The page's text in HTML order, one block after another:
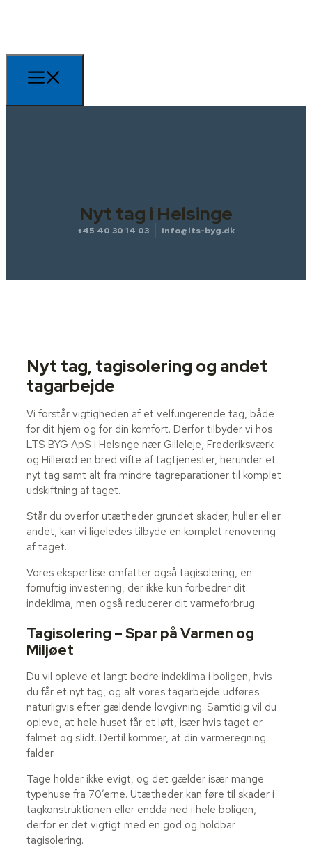
Nyt tag i Helsinge
+45 40 30 14 03 info@lts-byg.dk
Nyt tag, tagisolering og andet
tagarbejde​
Vi forstår vigtigheden af et velfungerende tag, både
for dit hjem og for din komfort. Derfor tilbyder vi hos
LTS BYG ApS i Helsinge nær Gilleleje, Frederiksværk
og Hillerød en bred vifte af tagtjenester, herunder et
nyt tag samt alt fra mindre tagreparationer til komplet
udskiftning af taget.
Står du overfor utætheder grundet skader, huller eller
andet, kan vi ligeledes tilbyde en komplet renovering
af taget.
Vores ekspertise omfatter også tagisolering, en
fornuftig investering, der ikke kun forbedrer dit
indeklima, men også reducerer dit varmeforbrug.
Tagisolering – Spar på Varmen og
Miljøet
​Du vil opleve et langt bedre indeklima i boligen, hvis
du får et nyt tag, og alt vores tagarbejde udføres
naturligvis efter gældende lovgivning. Samtidig vil du
opleve, at hele huset får et løft, især hvis taget er
falmet og slidt. Dertil kommer, at din varmeregning
falder.
Tage holder ikke evigt, og det gælder især mange
typehuse fra 70’erne. Utætheder kan føre til skader i
tagkonstruktionen eller endda ned i hele boligen,
derfor er det vigtigt med en god og holdbar
tagisolering.